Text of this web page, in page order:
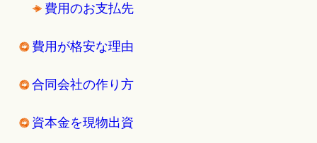
費用のお支払先
費用が格安な理由
合同会社の作り方
資本金を現物出資